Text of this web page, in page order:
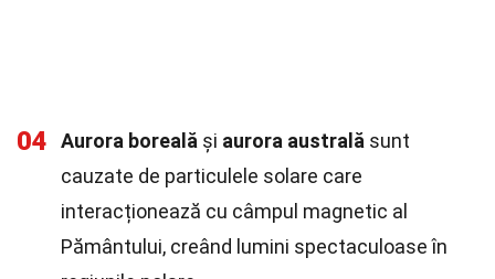
04 Aurora boreală și aurora australă sunt
cauzate de particulele solare care
interacționează cu câmpul magnetic al
Pământului, creând lumini spectaculoase în